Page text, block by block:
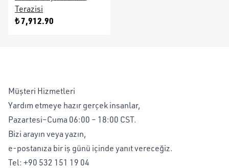
Terazisi
₺ 7,912.90
Müşteri Hizmetleri
Yardım etmeye hazır gerçek insanlar,
Pazartesi–Cuma 06:00 – 18:00 CST.
Bizi arayın veya yazın,
e-postanıza bir iş günü içinde yanıt vereceğiz.
Tel: +90 532 151 19 04